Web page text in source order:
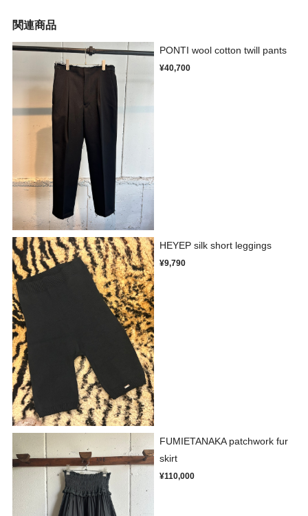
関連商品
PONTI wool cotton twill pants
¥40,700
HEYEP silk short leggings
¥9,790
FUMIETANAKA patchwork fur
skirt
¥110,000